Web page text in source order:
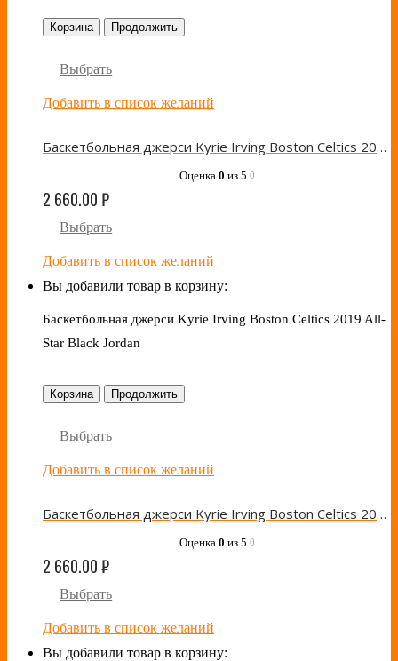
Корзина Продолжить
Выбрать
Добавить в список желаний
Баскетбольная джерси Kyrie Irving Boston Celtics 2019 All-Star White Jordan
Оценка 0 из 5 0
2 660.00₽
Выбрать
Добавить в список желаний
Вы добавили товар в корзину:
Баскетбольная джерси Kyrie Irving Boston Celtics 2019 All-
Star Black Jordan
Корзина Продолжить
Выбрать
Добавить в список желаний
Баскетбольная джерси Kyrie Irving Boston Celtics 2019 All-Star Black Jordan
Оценка 0 из 5 0
2 660.00₽
Выбрать
Добавить в список желаний
Вы добавили товар в корзину: